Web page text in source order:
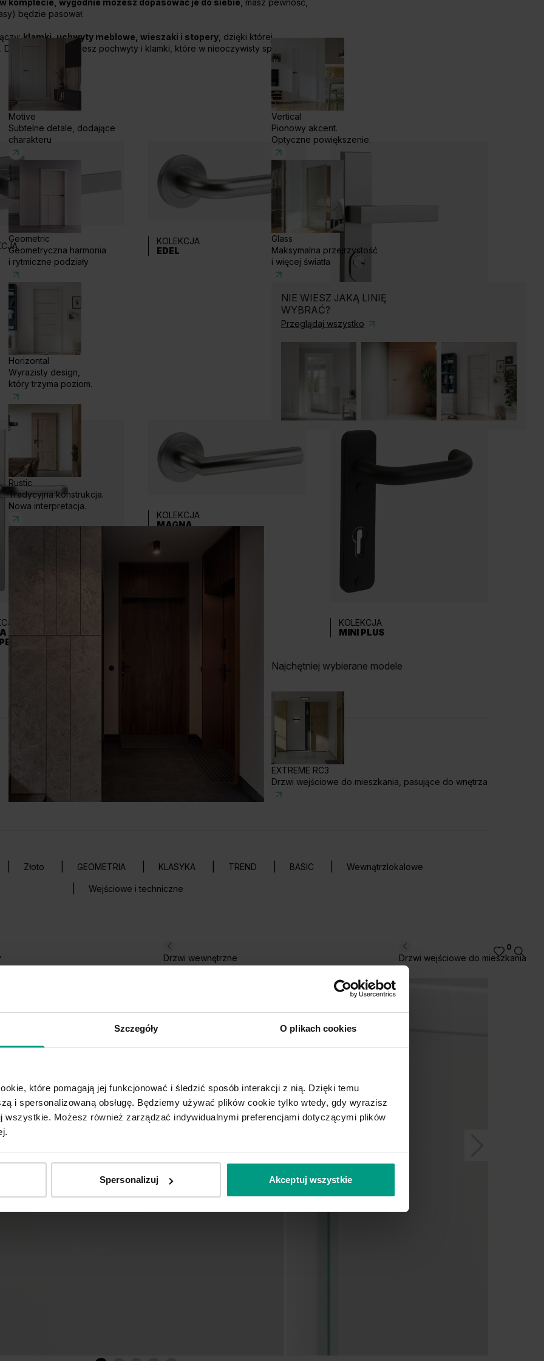
Szczegóły O plikach cookies
które pomagają jej funkcjonować i śledzić sposób interakcji z nią. Dzięki temu
i spersonalizowaną obsługę. Będziemy używać plików cookie tylko wtedy, gdy wyrazisz
wszystkie. Możesz również zarządzać indywidualnymi preferencjami dotyczącymi plików
Spersonalizuj Akceptuj wszystkie
Motive
Subtelne detale, dodające
charakteru
Geometric
Geometryczna harmonia
i rytmiczne podziały
Horizontal
Wyrazisty design,
który trzyma poziom.
Rustic
Tradycyjna konstrukcja.
Nowa interpretacja.
Vertical
Pionowy akcent.
Optyczne powiększenie.
Glass
Maksymalna przejrzystość
i więcej światła
NIE WIESZ JAKĄ LINIĘ
WYBRAĆ?
Przeglądaj wszystko
Najchętniej wybierane modele
EXTREME RC3
Drzwi wejściowe do mieszkania, pasujące do wnętrza
Drzwi wewnętrzne Drzwi wejściowe do mieszkania
0
komplecie, wygodnie możesz dopasować je do siebie , masz pewność,
będzie pasował.
klamki, uchwyty meblowe, wieszaki i stopery , dzięki której
znajdziesz pochwyty i klamki, które w nieoczywisty sposób
KOLEKCJA
EDEL
KOLEKCJA
ROYAL (III KLASA EUROPEJSKA,
DAWNIEJ KLASA "C")
OPAL (II KLASA
KOLEKCJA
MAGNA
KOLEKCJA
MINI PLUS
Złoto GEOMETRIA KLASYKA TREND BASIC Wewnątrzlokalowe
Wejściowe i techniczne